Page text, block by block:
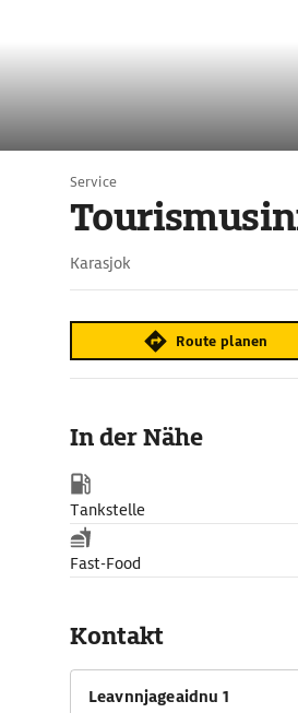
Service
Karasjok
Route planen
In der Nähe
Tankstelle
Fast-Food
Kontakt
Leavnnjageaidnu 1